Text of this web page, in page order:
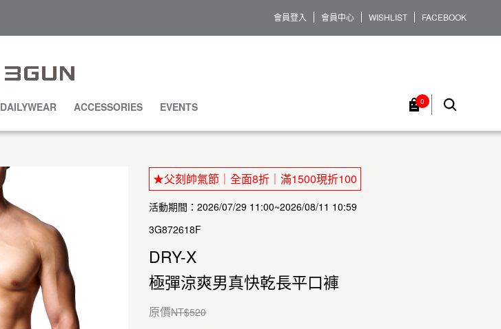
會員登入 會員中心 WISHLIST FACEBOOK
DAILYWEAR ACCESSORIES EVENTS 0
★父刻帥氣節｜全面8折｜滿1500現折100
活動期間：2026/07/29 11:00~2026/08/11 10:59
3G872618F
DRY-X
極彈涼爽男真快乾長平口褲
原價NT$520